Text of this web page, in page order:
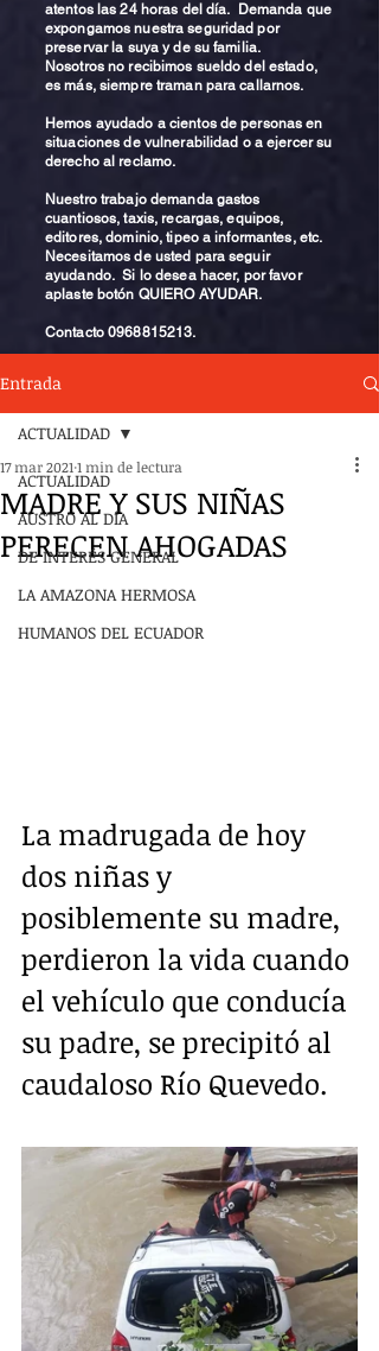
atentos las 24 horas del día. Demanda que
expongamos nuestra seguridad por
preservar la suya y de su familia.
Nosotros no recibimos sueldo del estado,
es más, siempre traman para callarnos.
Hemos ayudado a cientos de personas en
situaciones de vulnerabilidad o a ejercer su
derecho al reclamo.
Nuestro trabajo demanda gastos
cuantiosos, taxis, recargas, equipos,
editores, dominio, tipeo a informantes, etc.
Necesitamos de usted para seguir
ayudando. Si lo desea hacer, por favor
aplaste botón QUIERO AYUDAR.
Contacto0968815213.
Entrada
ACTUALIDAD
AUSTRO AL DÍA
DE INTERÉS GENERAL
LA AMAZONA HERMOSA
HUMANOS DEL ECUADOR
ACTUALIDAD
MADRE Y SUS NIÑAS
PERECEN AHOGADAS
17 mar 2021 1 min de lectura
La madrugada de hoy
dos niñas y
posiblemente su madre,
perdieron la vida cuando
el vehículo que conducía
su padre, se precipitó al
caudaloso Río Quevedo.